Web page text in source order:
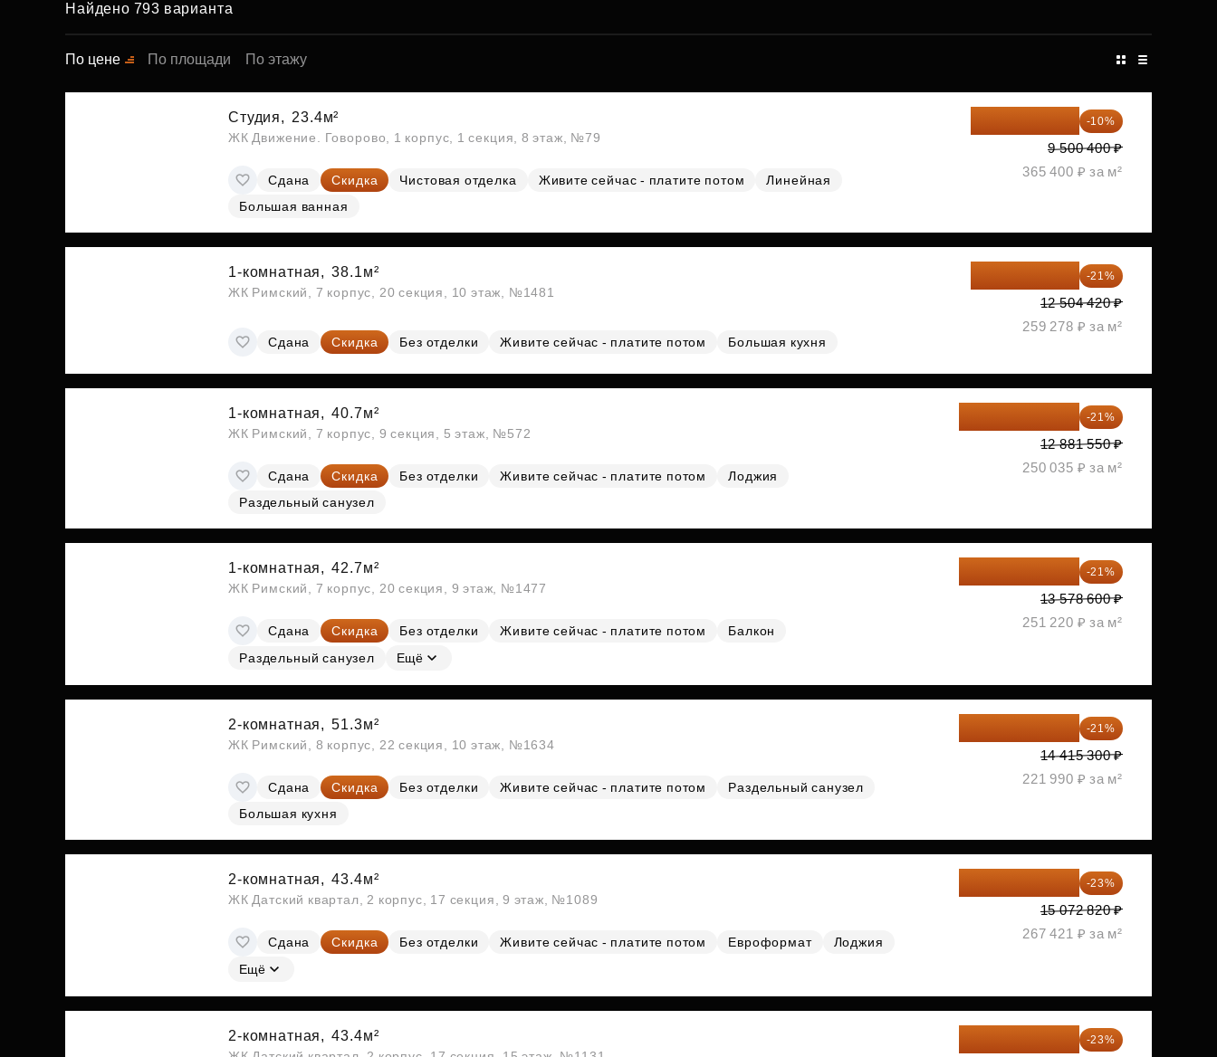
Найдено 793 варианта
По цене По площади По этажу
Студия, 23.4м²
ЖК Движение. Говорово, 1 корпус, 1 секция, 8 этаж, №79
Сдана Скидка Чистовая отделка Живите сейчас - платите потом
Линейная
Большая ванная
-10%
9 500 400 ₽
365 400 ₽ за м²
1-комнатная, 38.1м²
ЖК Римский, 7 корпус, 20 секция, 10 этаж, №1481
Сдана Скидка Без отделки Живите сейчас - платите потом Большая кухня
-21%
12 504 420 ₽
259 278 ₽ за м²
1-комнатная, 40.7м²
ЖК Римский, 7 корпус, 9 секция, 5 этаж, №572
Сдана Скидка Без отделки Живите сейчас - платите потом
Лоджия
Раздельный санузел
-21%
12 881 550 ₽
250 035 ₽ за м²
1-комнатная, 42.7м²
ЖК Римский, 7 корпус, 20 секция, 9 этаж, №1477
Сдана Скидка Без отделки Живите сейчас - платите потом
Балкон
Раздельный санузел
Ещё
-21%
13 578 600 ₽
251 220 ₽ за м²
2-комнатная, 51.3м²
ЖК Римский, 8 корпус, 22 секция, 10 этаж, №1634
Сдана Скидка Без отделки Живите сейчас - платите потом
Раздельный санузел
Большая кухня
-21%
14 415 300 ₽
221 990 ₽ за м²
2-комнатная, 43.4м²
ЖК Датский квартал, 2 корпус, 17 секция, 9 этаж, №1089
Сдана Скидка Без отделки Живите сейчас - платите потом Евроформат
Лоджия
Ещё
-23%
15 072 820 ₽
267 421 ₽ за м²
2-комнатная, 43.4м² -23%